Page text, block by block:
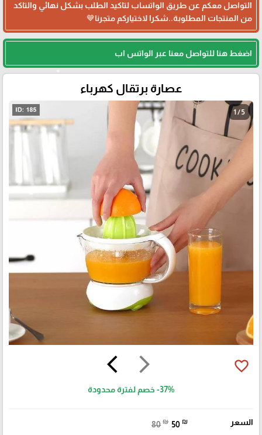
التواصل معكم عن طريق الواتساب لتاكيد الطلب بشكل نهائي والتاكد
من المنتجات المطلوبة..شكرا لاختياركم متجرنا💙
اضغط هنا للتواصل معنا عبر الواتس اب
عصارة برتقال كهرباء
1 / 5
arrow_forward_ios
arrow_back_ios favorite_border
-37% خصم لفترة محدودة
السعر 80 ₪ 50 ₪